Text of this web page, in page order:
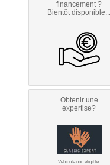
financement ?
Bientôt disponible...
Obtenir une
expertise?
Véhicule non éligible.